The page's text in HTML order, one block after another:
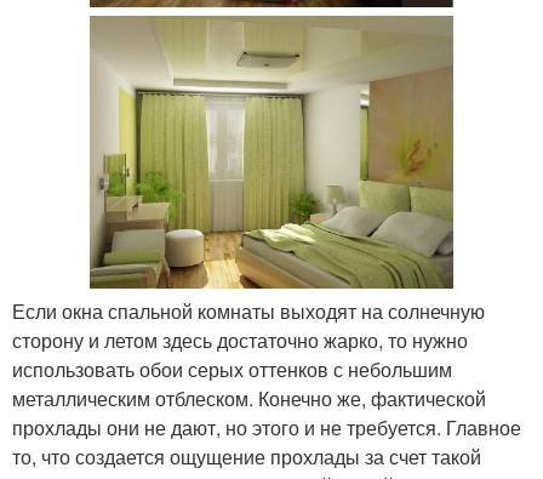
Если окна спальной комнаты выходят на солнечную
сторону и летом здесь достаточно жарко, то нужно
использовать обои серых оттенков с небольшим
металлическим отблеском. Конечно же, фактической
прохлады они не дают, но этого и не требуется. Главное
то, что создается ощущение прохлады за счет такой